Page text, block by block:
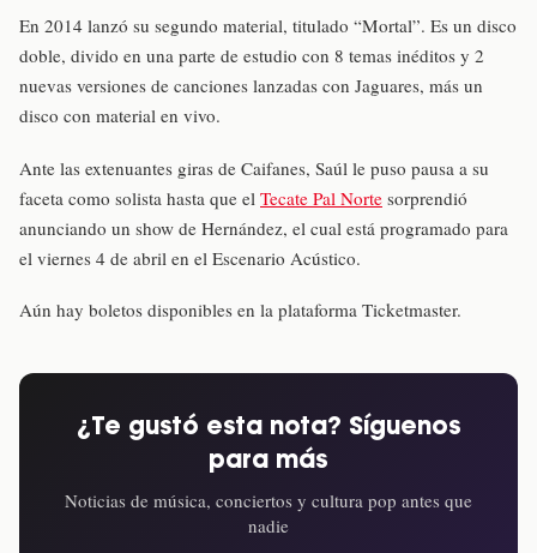
En 2014 lanzó su segundo material, titulado “Mortal”. Es un disco
doble, divido en una parte de estudio con 8 temas inéditos y 2
nuevas versiones de canciones lanzadas con Jaguares, más un
disco con material en vivo.
Ante las extenuantes giras de Caifanes, Saúl le puso pausa a su
faceta como solista hasta que el Tecate Pal Norte sorprendió
anunciando un show de Hernández, el cual está programado para
el viernes 4 de abril en el Escenario Acústico.
Aún hay boletos disponibles en la plataforma Ticketmaster.
¿Te gustó esta nota? Síguenos
para más
Noticias de música, conciertos y cultura pop antes que
nadie